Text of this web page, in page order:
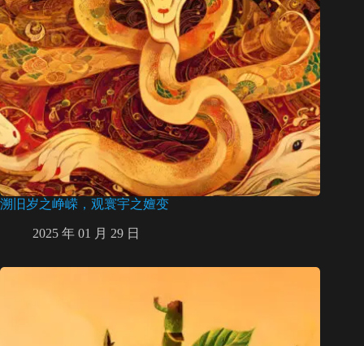
溯旧岁之峥嵘，观寰宇之嬗变
2025 年 01 月 29 日